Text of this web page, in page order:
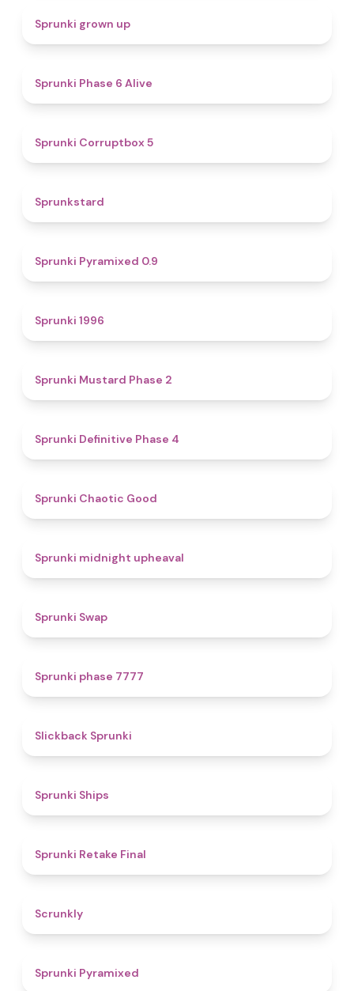
Sprunki grown up
Sprunki Phase 6 Alive
Sprunki Corruptbox 5
Sprunkstard
Sprunki Pyramixed 0.9
Sprunki 1996
Sprunki Mustard Phase 2
Sprunki Definitive Phase 4
Sprunki Chaotic Good
Sprunki midnight upheaval
Sprunki Swap
Sprunki phase 7777
Slickback Sprunki
Sprunki Ships
Sprunki Retake Final
Scrunkly
Sprunki Pyramixed